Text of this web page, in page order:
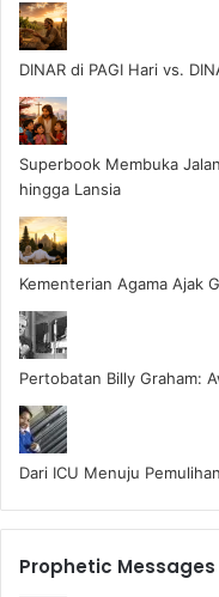
DINAR di PAGI Hari vs.
Superbook Membuka
hingga Lansia
Kementerian Agama Ajak
Pertobatan Billy Graham:
Dari ICU Menuju
Prophetic Messages